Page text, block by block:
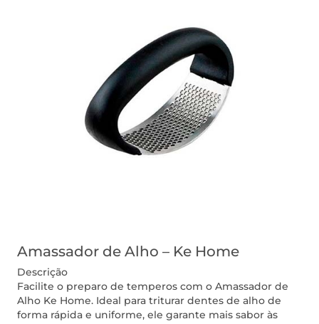
Amassador de Alho – Ke Home
Descrição
Facilite o preparo de temperos com o Amassador de
Alho Ke Home. Ideal para triturar dentes de alho de
forma rápida e uniforme, ele garante mais sabor às